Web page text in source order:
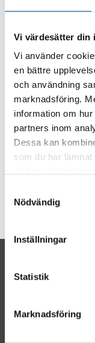
Vi värdesätter din
Vi använder
en bättre
och användning
marknadsföring.
information om
partners inom
Dessa kan
som du har
Nödvändig
Inställningar
Statistik
Marknadsföring
SHARE ARTICLE
Energy